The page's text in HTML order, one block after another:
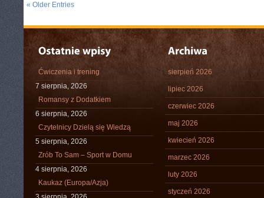
« Older Entries
Ćwiczenia i trening
7 sierpnia, 2026
Romansy z Dodatkiem
6 sierpnia, 2026
Czytelnicy Dzielą się Wiedzą
5 sierpnia, 2026
Zrób To Sam – Sport w Domu
4 sierpnia, 2026
Kaukaz (Europa/Azja)
sierpień 2026
lipiec 2026
czerwiec 2026
maj 2026
kwiecień 2026
marzec 2026
luty 2026
styczeń 2026